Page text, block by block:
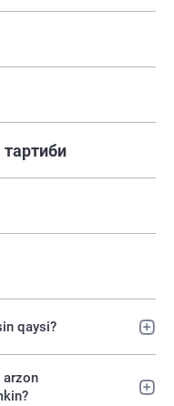
qaysi?
arzon